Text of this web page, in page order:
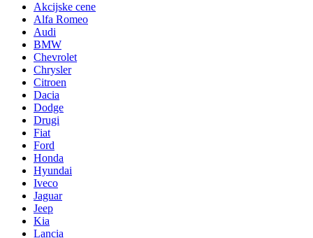
Akcijske cene
Alfa Romeo
Audi
BMW
Chevrolet
Chrysler
Citroen
Dacia
Dodge
Drugi
Fiat
Ford
Honda
Hyundai
Iveco
Jaguar
Jeep
Kia
Lancia